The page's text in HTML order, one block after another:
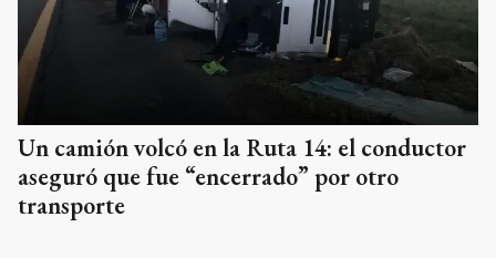
Un camión volcó en la Ruta 14: el conductor
aseguró que fue “encerrado” por otro
transporte